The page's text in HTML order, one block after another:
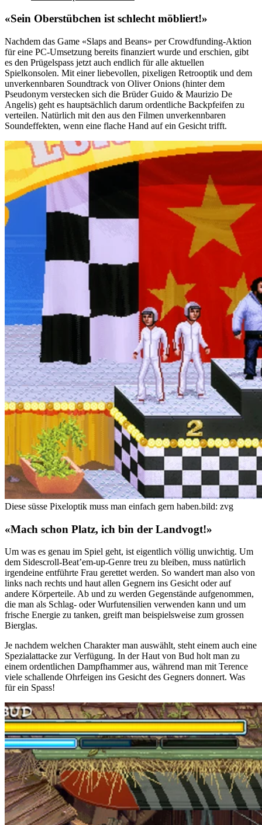
«Sein Oberstübchen ist schlecht möbliert!»
Nachdem das Game «Slaps and Beans» per Crowdfunding-Aktion
für eine PC-Umsetzung bereits finanziert wurde und erschien, gibt
es den Prügelspass jetzt auch endlich für alle aktuellen
Spielkonsolen. Mit einer liebevollen, pixeligen Retrooptik und dem
unverkennbaren Soundtrack von Oliver Onions (hinter dem
Pseudonym verstecken sich die Brüder Guido & Maurizio De
Angelis) geht es hauptsächlich darum ordentliche Backpfeifen zu
verteilen. Natürlich mit den aus den Filmen unverkennbaren
Soundeffekten, wenn eine flache Hand auf ein Gesicht trifft.
Diese süsse Pixeloptik muss man einfach gern haben.bild: zvg
«Mach schon Platz, ich bin der Landvogt!»
Um was es genau im Spiel geht, ist eigentlich völlig unwichtig. Um
dem Sidescroll-Beat’em-up-Genre treu zu bleiben, muss natürlich
irgendeine entführte Frau gerettet werden. So wandert man also von
links nach rechts und haut allen Gegnern ins Gesicht oder auf
andere Körperteile. Ab und zu werden Gegenstände aufgenommen,
die man als Schlag- oder Wurfutensilien verwenden kann und um
frische Energie zu tanken, greift man beispielsweise zum grossen
Bierglas.
Je nachdem welchen Charakter man auswählt, steht einem auch eine
Spezialattacke zur Verfügung. In der Haut von Bud holt man zu
einem ordentlichen Dampfhammer aus, während man mit Terence
viele schallende Ohrfeigen ins Gesicht des Gegners donnert. Was
für ein Spass!